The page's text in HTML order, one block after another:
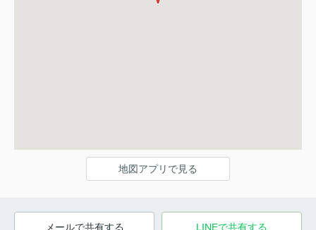
地図アプリで見る
メールで共有する LINEで共有する